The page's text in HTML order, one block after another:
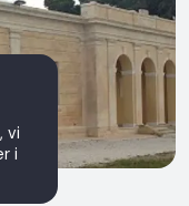
vi
i